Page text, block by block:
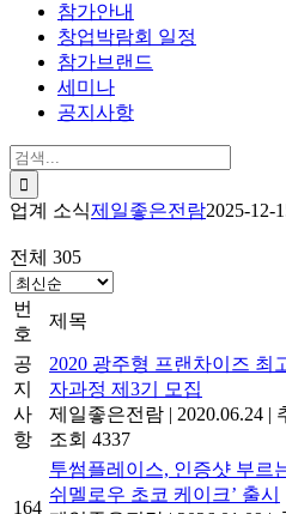
참가안내
창업박람회 일정
참가브랜드
세미나
공지사항
검
색:
업계 소식제일좋은전람2025-12-
전체 305
번
호
제목
공
지
사
항
2020 광주형 프랜차이즈 최
자과정 제3기 모집
제일좋은전람 | 2020.06.24 |
조회 4337
164
투썸플레이스, 인증샷 부르
쉬멜로우 초코 케이크’ 출시